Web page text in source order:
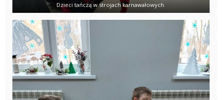
Dzieci tańczą w strojach karnawałowych.